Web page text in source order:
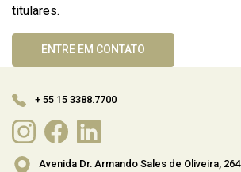
titulares.
ENTRE EM CONTATO
+ 55 15 3388.7700
Avenida Dr. Armando Sales de Oliveira, 264